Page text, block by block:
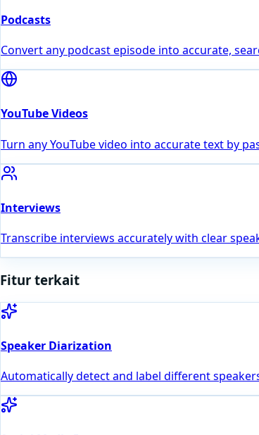
Podcasts
Convert any podcast episode into accurate,
YouTube Videos
Turn any YouTube video into accurate text by
Interviews
Transcribe interviews accurately with clear
Fitur terkait
Speaker Diarization
Automatically detect and label different